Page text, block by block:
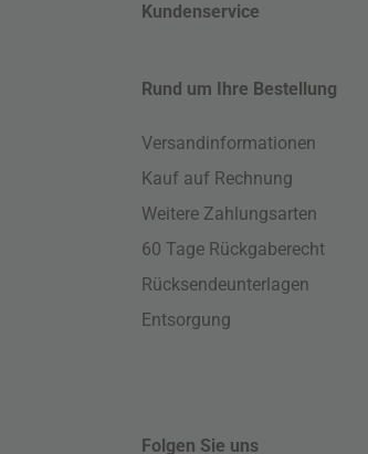
Kundenservice
Rund um Ihre Bestellung
Versandinformationen
Kauf auf Rechnung
Weitere Zahlungsarten
60 Tage Rückgaberecht
Rücksendeunterlagen
Entsorgung
Folgen Sie uns